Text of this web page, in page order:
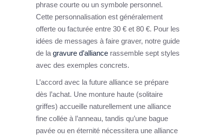
phrase courte ou un symbole personnel.
Cette personnalisation est généralement
offerte ou facturée entre 30 € et 80 €. Pour les
idées de messages à faire graver, notre guide
de la gravure d’alliance rassemble sept styles
avec des exemples concrets.
L’accord avec la future alliance se prépare
dès l’achat. Une monture haute (solitaire
griffes) accueille naturellement une alliance
fine collée à l’anneau, tandis qu’une bague
pavée ou en éternité nécessitera une alliance